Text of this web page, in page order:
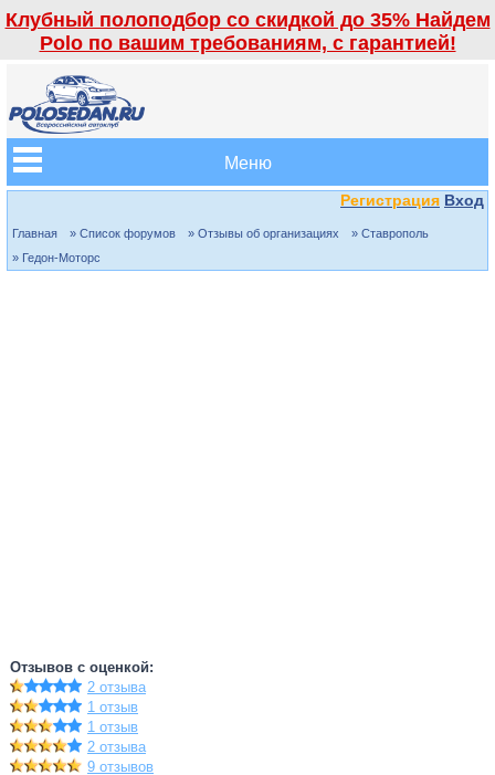
Клубный полоподбор со скидкой до 35% Найдем
Polo по вашим требованиям, с гарантией!
Меню
Регистрация Вход
Главная » Список форумов » Отзывы об организациях
» Ставрополь
» Гедон-Моторс
Отзывов с оценкой:
2 отзыва
1 отзыв
1 отзыв
2 отзыва
9 отзывов